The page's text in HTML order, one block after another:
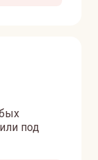
под